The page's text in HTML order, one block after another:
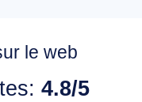
le web
4.8/5